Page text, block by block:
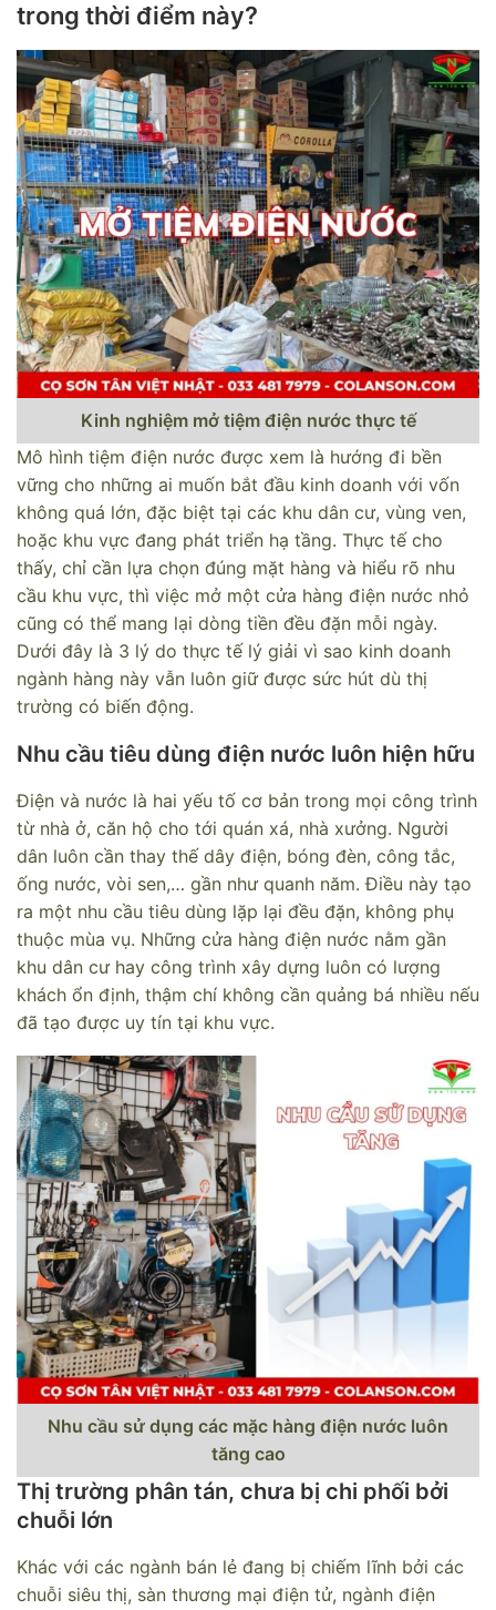
trong thời điểm này?
Kinh nghiệm mở tiệm điện nước thực tế
Mô hình tiệm điện nước được xem là hướng đi bền
vững cho những ai muốn bắt đầu kinh doanh với vốn
không quá lớn, đặc biệt tại các khu dân cư, vùng ven,
hoặc khu vực đang phát triển hạ tầng. Thực tế cho
thấy, chỉ cần lựa chọn đúng mặt hàng và hiểu rõ nhu
cầu khu vực, thì việc mở một cửa hàng điện nước nhỏ
cũng có thể mang lại dòng tiền đều đặn mỗi ngày.
Dưới đây là 3 lý do thực tế lý giải vì sao kinh doanh
ngành hàng này vẫn luôn giữ được sức hút dù thị
trường có biến động.
Nhu cầu tiêu dùng điện nước luôn hiện hữu
Điện và nước là hai yếu tố cơ bản trong mọi công trình
từ nhà ở, căn hộ cho tới quán xá, nhà xưởng. Người
dân luôn cần thay thế dây điện, bóng đèn, công tắc,
ống nước, vòi sen,… gần như quanh năm. Điều này tạo
ra một nhu cầu tiêu dùng lặp lại đều đặn, không phụ
thuộc mùa vụ. Những cửa hàng điện nước nằm gần
khu dân cư hay công trình xây dựng luôn có lượng
khách ổn định, thậm chí không cần quảng bá nhiều nếu
đã tạo được uy tín tại khu vực.
Nhu cầu sử dụng các mặc hàng điện nước luôn
tăng cao
Thị trường phân tán, chưa bị chi phối bởi
chuỗi lớn
Khác với các ngành bán lẻ đang bị chiếm lĩnh bởi các
chuỗi siêu thị, sàn thương mại điện tử, ngành điện